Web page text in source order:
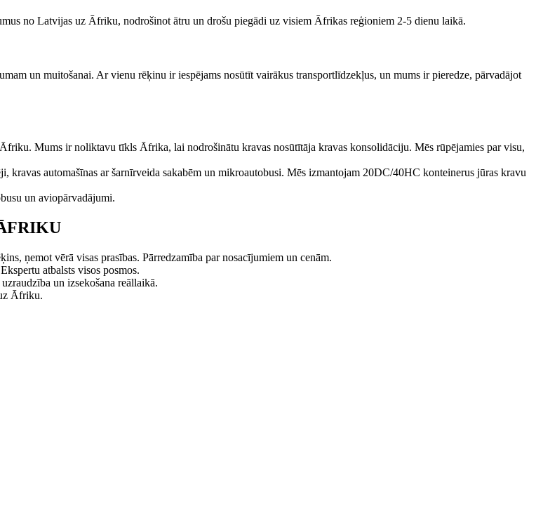
no Latvijas uz Āfriku, nodrošinot ātru un drošu piegādi uz visiem Āfrikas reģioniem 2-5 dienu laikā.
un muitošanai. Ar vienu rēķinu ir iespējams nosūtīt vairākus transportlīdzekļus, un mums ir pieredze, pārvadājot
Mums ir noliktavu tīkls Āfrika, lai nodrošinātu kravas nosūtītāja kravas konsolidāciju. Mēs rūpējamies par visu,
kravas automašīnas ar šarnīrveida sakabēm un mikroautobusi. Mēs izmantojam 20DC/40HC konteinerus jūras kravu
un aviopārvadājumi.
ņemot vērā visas prasības. Pārredzamība par nosacījumiem un cenām.
atbalsts visos posmos.
un izsekošana reāllaikā.
Āfriku.